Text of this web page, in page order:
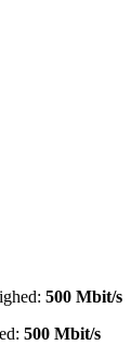
500 Mbit/s
500 Mbit/s